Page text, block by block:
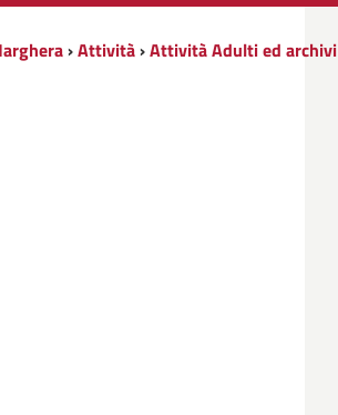
›Attività›Attività Adulti ed archivi